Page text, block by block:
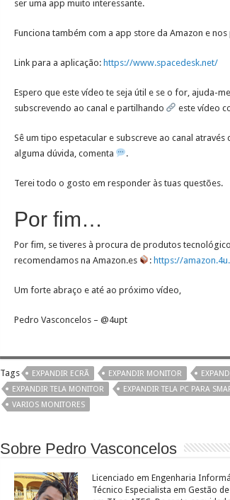
ser uma app muito interessante.
Funciona também com a app store da Amazon e
Link para a aplicação: https://www.spacedesk.net/
Espero que este vídeo te seja útil e se o for, ajuda-
subscrevendo ao canal e partilhando
este vídeo
Sê um tipo espetacular e subscreve ao canal através
alguma dúvida, comenta
.
Terei todo o gosto em responder às tuas questões.
Por fim…
Por fim, se tiveres à procura de produtos
recomendamos na Amazon.es
: https://
Um forte abraço e até ao próximo vídeo,
Pedro Vasconcelos – @4upt
Tags EXPANDIR ECRÃ EXPANDIR MONITOR
EXPANDIR TELA MONITOR
EXPANDIR TELA PC PARA
VARIOS MONITORES
Sobre Pedro Vasconcelos
Licenciado em Engenharia
Técnico Especialista em Gestão